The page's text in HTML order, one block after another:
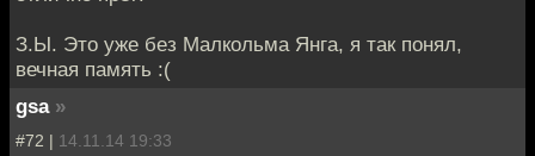
З.Ы. Это уже без Малкольма Янга, я так понял,
вечная память :(
gsa »
#72 | 14.11.14 19:33